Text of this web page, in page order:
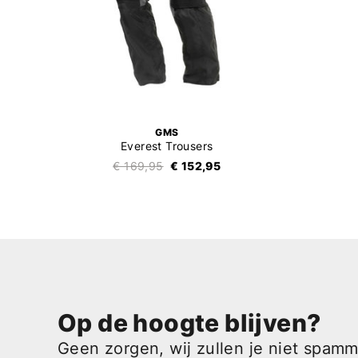
GMS
Everest Trousers
€ 169,95 € 152,95
Op de hoogte blijven?
Geen zorgen, wij zullen je niet